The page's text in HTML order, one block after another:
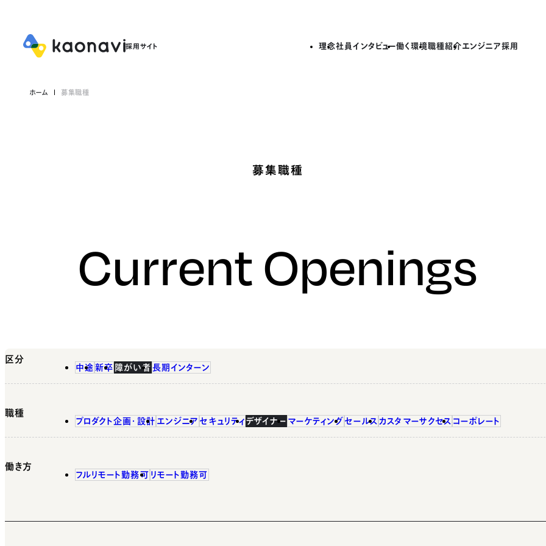
理念社員インタビュー働く環境職種紹介エンジニア採用
ホーム 募集職種
募集職種
Current Openings
区分
中途 新卒 障がい者 長期インターン
職種
プロダクト企画・設計 エンジニア セキュリティ デザイナー マーケティング セールス カスタマーサクセス コーポレート
働き方
フルリモート勤務可 リモート勤務可